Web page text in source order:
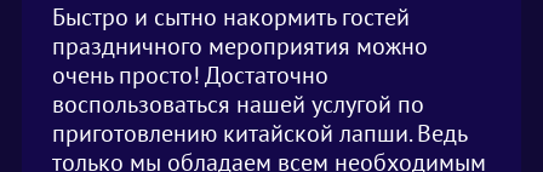
Быстро и сытно накормить гостей
праздничного мероприятия можно
очень просто! Достаточно
воспользоваться нашей услугой по
приготовлению китайской лапши. Ведь
только мы обладаем всем необходимым